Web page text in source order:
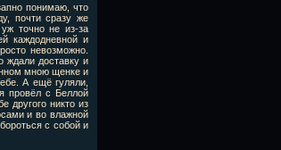
понимаю, что
почти сразу же
точно не из-за
каждодневной и
невозможно.
ждали доставку и
мною щенке и
А ещё гуляли,
провёл с Беллой
другого никто из
и во влажной
с собой и